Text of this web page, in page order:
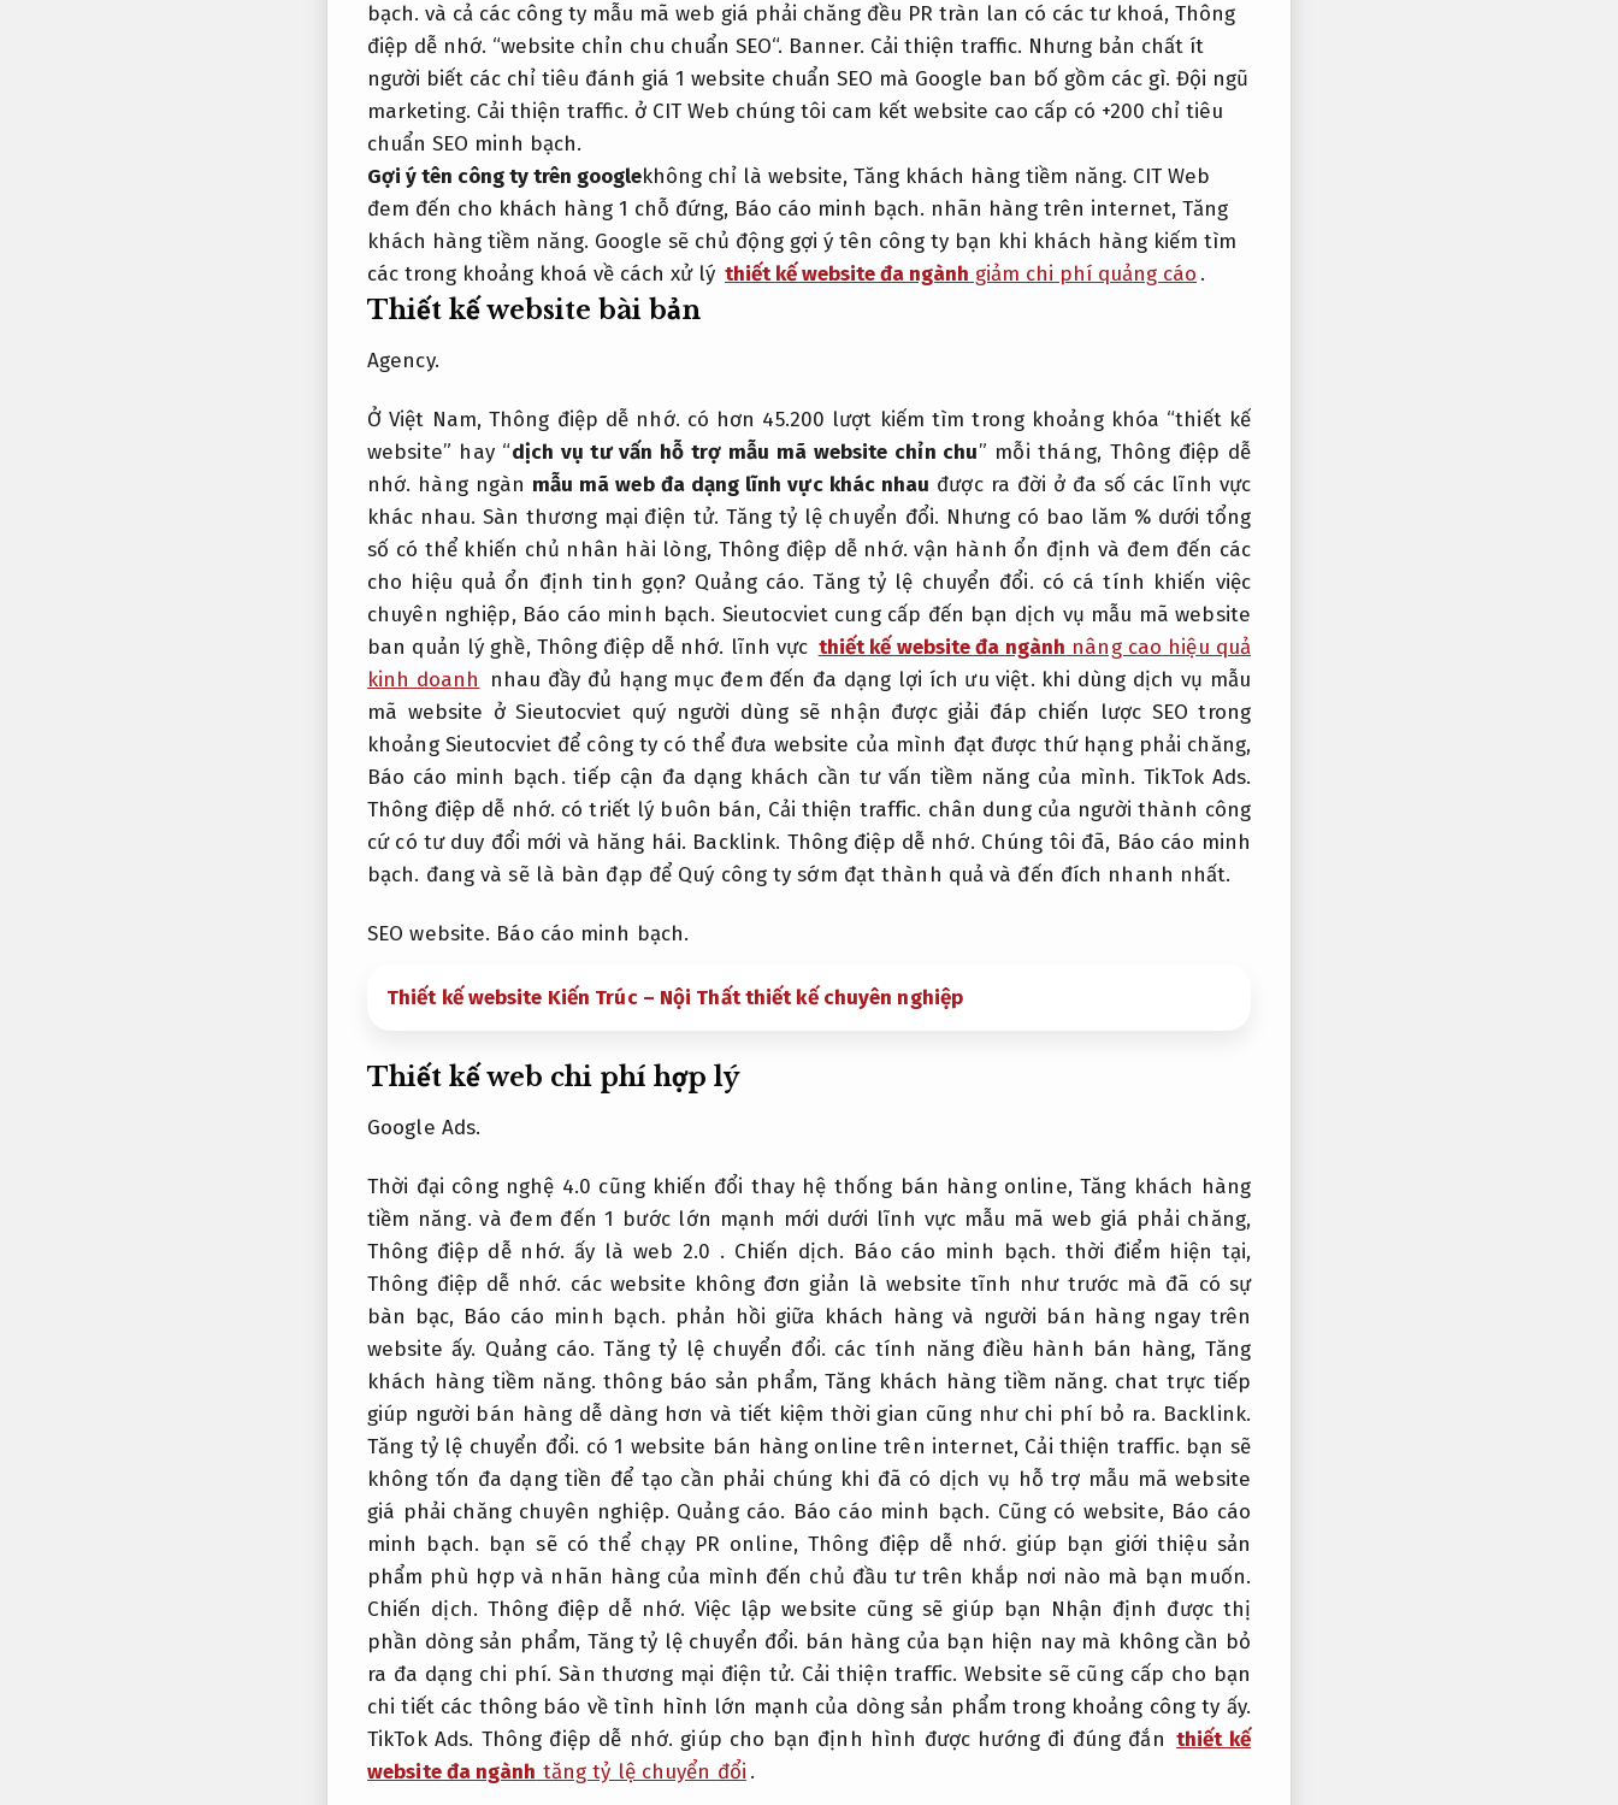
bạch. và cả các công ty mẫu mã web giá phải chăng đều PR tràn lan có các tư khoá, Thông
điệp dễ nhớ. “website chỉn chu chuẩn SEO“. Banner. Cải thiện traffic. Nhưng bản chất ít
người biết các chỉ tiêu đánh giá 1 website chuẩn SEO mà Google ban bố gồm các gì. Đội ngũ
marketing. Cải thiện traffic. ở CIT Web chúng tôi cam kết website cao cấp có +200 chỉ tiêu
chuẩn SEO minh bạch.
Gợi ý tên công ty trên googlekhông chỉ là website, Tăng khách hàng tiềm năng. CIT Web
đem đến cho khách hàng 1 chỗ đứng, Báo cáo minh bạch. nhãn hàng trên internet, Tăng
khách hàng tiềm năng. Google sẽ chủ động gợi ý tên công ty bạn khi khách hàng kiếm tìm
các trong khoảng khoá về cách xử lý thiết kế website đa ngành giảm chi phí quảng cáo .
Thiết kế website bài bản
Agency.
Ở Việt Nam,Thông điệp dễ nhớ. có hơn 45.200 lượt kiếm tìm trong khoảng khóa “thiết kế
website” hay “dịch vụ tư vấn hỗ trợ mẫu mã website chỉn chu” mỗi tháng, Thông điệp dễ
nhớ. hàng ngàn mẫu mã web đa dạng lĩnh vực khác nhau được ra đời ở đa số các lĩnh vực
khác nhau.Sàn thương mại điện tử. Tăng tỷ lệ chuyển đổi. Nhưng có bao lăm % dưới tổng
số có thể khiến chủ nhân hài lòng, Thông điệp dễ nhớ. vận hành ổn định và đem đến các
cho hiệu quả ổn định tinh gọn? Quảng cáo. Tăng tỷ lệ chuyển đổi. có cá tính khiến việc
chuyên nghiệp, Báo cáo minh bạch. Sieutocviet cung cấp đến bạn dịch vụ mẫu mã website
ban quản lý ghề, Thông điệp dễ nhớ. lĩnh vực thiết kế website đa ngành nâng cao hiệu quả
kinh doanh
nhau đầy đủ hạng mục đem đến đa dạng lợi ích ưu việt.​ khi dùng dịch vụ mẫu
mã website ở Sieutocviet quý người dùng sẽ nhận được giải đáp chiến lược SEO trong
khoảng Sieutocviet để công ty có thể đưa website của mình đạt được thứ hạng phải chăng,
Báo cáo minh bạch. tiếp cận đa dạng khách cần tư vấn tiềm năng của mình.TikTok Ads.
Thông điệp dễ nhớ. có triết lý buôn bán, Cải thiện traffic. chân dung của người thành công
cứ có tư duy đổi mới và hăng hái. Backlink. Thông điệp dễ nhớ. Chúng tôi đã, Báo cáo minh
bạch. đang và sẽ là bàn đạp để Quý công ty sớm đạt thành quả và đến đích nhanh nhất.
SEO website. Báo cáo minh bạch.
Thiết kế website Kiến Trúc – Nội Thất thiết kế chuyên nghiệp
Thiết kế web chi phí hợp lý
Google Ads.
Thời đại công nghệ 4.0 cũng khiến đổi thay hệ thống bán hàng online,Tăng khách hàng
tiềm năng. và đem đến 1 bước lớn mạnh mới dưới lĩnh vực mẫu mã web giá phải chăng,
Thông điệp dễ nhớ. ấy là web 2.0 . Chiến dịch. Báo cáo minh bạch. thời điểm hiện tại,
Thông điệp dễ nhớ. các website không đơn giản là website tĩnh như trước mà đã có sự
bàn bạc, Báo cáo minh bạch. phản hồi giữa khách hàng và người bán hàng ngay trên
website ấy. Quảng cáo. Tăng tỷ lệ chuyển đổi. các tính năng điều hành bán hàng, Tăng
khách hàng tiềm năng. thông báo sản phẩm,Tăng khách hàng tiềm năng. chat trực tiếp
giúp người bán hàng dễ dàng hơn và tiết kiệm thời gian cũng như chi phí bỏ ra. Backlink.
Tăng tỷ lệ chuyển đổi. có 1 website bán hàng online trên internet, Cải thiện traffic. bạn sẽ
không tốn đa dạng tiền để tạo cần phải chúng khi đã có dịch vụ hỗ trợ mẫu mã website
giá phải chăng chuyên nghiệp. Quảng cáo. Báo cáo minh bạch. Cũng có website, Báo cáo
minh bạch. bạn sẽ có thể chạy PR online, Thông điệp dễ nhớ. giúp bạn giới thiệu sản
phẩm phù hợp và nhãn hàng của mình đến chủ đầu tư trên khắp nơi nào mà bạn muốn.
Chiến dịch. Thông điệp dễ nhớ. Việc lập website cũng sẽ giúp bạn Nhận định được thị
phần dòng sản phẩm, Tăng tỷ lệ chuyển đổi. bán hàng của bạn hiện nay mà không cần bỏ
ra đa dạng chi phí.Sàn thương mại điện tử. Cải thiện traffic. Website sẽ cũng cấp cho bạn
chi tiết các thông báo về tình hình lớn mạnh của dòng sản phẩm trong khoảng công ty ấy.
TikTok Ads. Thông điệp dễ nhớ. giúp cho bạn định hình được hướng đi đúng đắn thiết kế
website đa ngành tăng tỷ lệ chuyển đổi .